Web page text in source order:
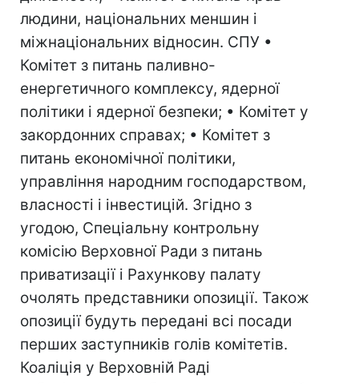
людини, національних меншин і
міжнаціональних відносин. СПУ •
Комітет з питань паливно-
енергетичного комплексу, ядерної
політики і ядерної безпеки; • Комітет у
закордонних справах; • Комітет з
питань економічної політики,
управління народним господарством,
власності і інвестицій. Згідно з
угодою, Спеціальну контрольну
комісію Верховної Ради з питань
приватизації і Рахункову палату
очолять представники опозиції. Також
опозиції будуть передані всі посади
перших заступників голів комітетів.
Коаліція у Верховній Раді